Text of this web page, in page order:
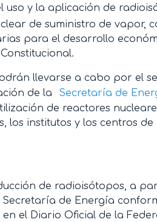
uso y la aplicación de
de suministro de vapor,
para el desarrollo
Constitucional.
llevarse a cabo por el
de la
Secretaría de
de reactores
los institutos y los centros
de radioisótopos, a
de Energía
el Diario Oficial de la